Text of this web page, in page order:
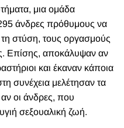
μια ομάδα
άνδρες πρόθυμους να
τη στύση, τους οργασμούς
Επίσης, αποκάλυψαν αν
και έκαναν κάποια
συνέχεια μελέτησαν τα
οι άνδρες, που
σεξουαλική ζωή.